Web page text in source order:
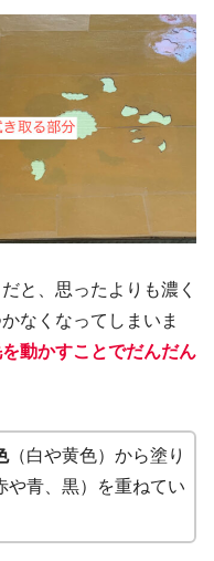
と、思ったよりも濃く
なくなってしまいま
動かすことでだんだん
（白や黄色）から塗り
や青、黒）を重ねてい